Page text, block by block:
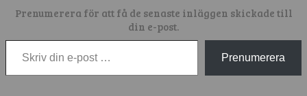
Prenumerera för att få de senaste inläggen skickade till
din e-post.
Skriv din e-post …
Prenumerera